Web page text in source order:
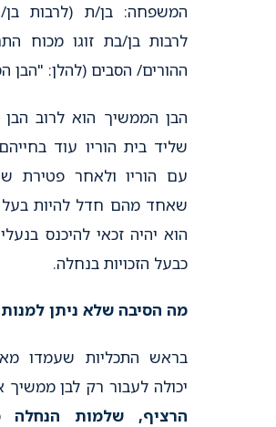
המשפחה: בן/ת (לרבות
לרבות בן/בת זוגו מכוח
ההורים/ הסבים (להלן: "הבן
הבן הממשיך הוא לרוב
שליד בית הוריו עוד
עם הוריו ולאחר פטירת
שאחד מהם חדל להיות בעל
הוא יהיה זכאי להיכנס
כבעל הזכויות בנחלה.
מה הסיבה שלא ניתן
בראש התכליות שעמדו
יכולה לעבור רק לבן
הרציף, שלמות הנחלה